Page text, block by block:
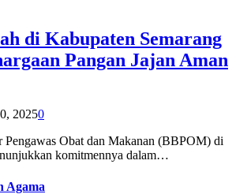
di Kabupaten Semarang
Pangan Jajan Aman
20250
Pengawas Obat dan Makanan (BBPOM) di
komitmennya dalam…
Agama